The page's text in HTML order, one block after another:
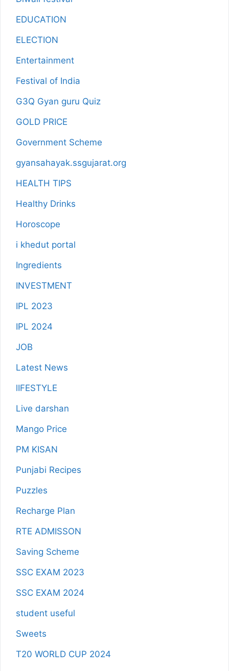
EDUCATION
ELECTION
Entertainment
Festival of India
G3Q Gyan guru Quiz
GOLD PRICE
Government Scheme
gyansahayak.ssgujarat.org
HEALTH TIPS
Healthy Drinks
Horoscope
i khedut portal
Ingredients
INVESTMENT
IPL 2023
IPL 2024
JOB
Latest News
lIFESTYLE
Live darshan
Mango Price
PM KISAN
Punjabi Recipes
Puzzles
Recharge Plan
RTE ADMISSON
Saving Scheme
SSC EXAM 2023
SSC EXAM 2024
student useful
Sweets
T20 WORLD CUP 2024